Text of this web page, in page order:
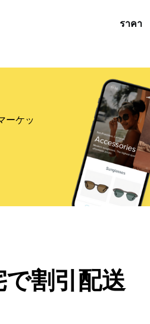
ราคา
ーケッ
割引配送